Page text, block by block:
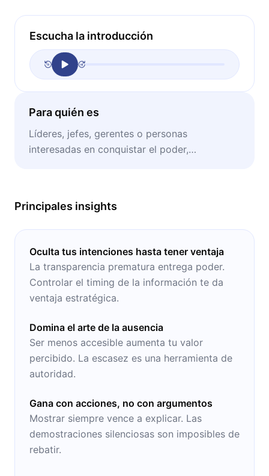
Escucha la introducción
Para quién es
Líderes, jefes, gerentes o personas
interesadas en conquistar el poder,
Principales insights
Oculta tus intenciones hasta tener ventaja
La transparencia prematura entrega poder.
Controlar el timing de la información te da
ventaja estratégica.
Domina el arte de la ausencia
Ser menos accesible aumenta tu valor
percibido. La escasez es una herramienta de
autoridad.
Gana con acciones, no con argumentos
Mostrar siempre vence a explicar. Las
demostraciones silenciosas son imposibles de
rebatir.